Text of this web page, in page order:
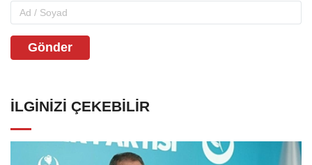
Gönder
İLGINIZI ÇEKEBILIR